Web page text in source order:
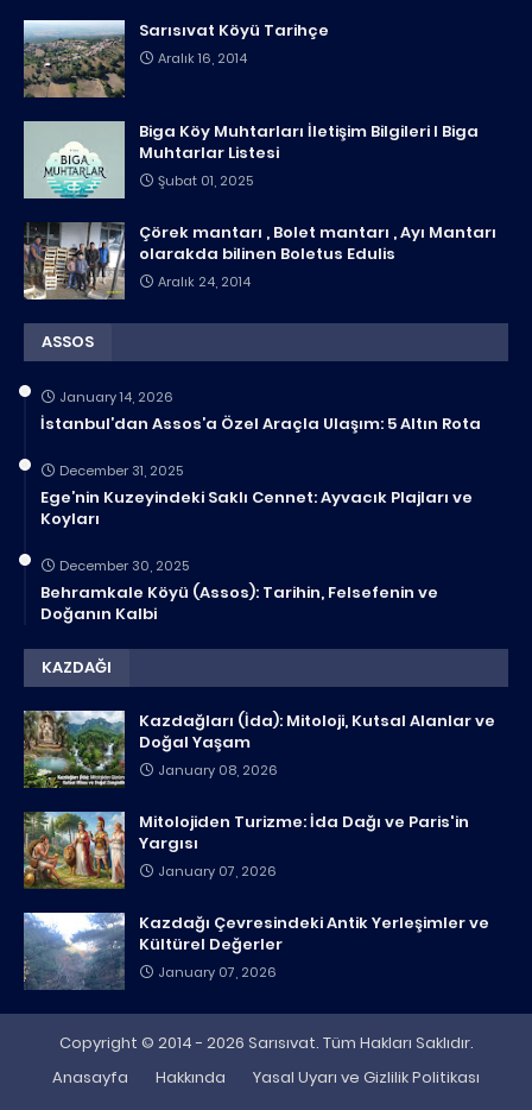
Sarısıvat Köyü Tarihçe
Aralık 16, 2014
Biga Köy Muhtarları İletişim Bilgileri I Biga
Muhtarlar Listesi
Şubat 01, 2025
Çörek mantarı , Bolet mantarı , Ayı Mantarı
olarakda bilinen Boletus Edulis
Aralık 24, 2014
ASSOS
January 14, 2026
İstanbul’dan Assos’a Özel Araçla Ulaşım: 5 Altın Rota
December 31, 2025
Ege’nin Kuzeyindeki Saklı Cennet: Ayvacık Plajları ve
Koyları
December 30, 2025
Behramkale Köyü (Assos): Tarihin, Felsefenin ve
Doğanın Kalbi
KAZDAĞI
Kazdağları (İda): Mitoloji, Kutsal Alanlar ve
Doğal Yaşam
January 08, 2026
Mitolojiden Turizme: İda Dağı ve Paris'in
Yargısı
January 07, 2026
Kazdağı Çevresindeki Antik Yerleşimler ve
Kültürel Değerler
January 07, 2026
Copyright © 2014 - 2026 Sarısıvat. Tüm Hakları Saklıdır.
Anasayfa
Hakkında Yasal Uyarı ve Gizlilik Politikası